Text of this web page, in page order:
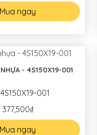
Mua ngay
- 4S150X19-001
001
377,500₫
Mua ngay